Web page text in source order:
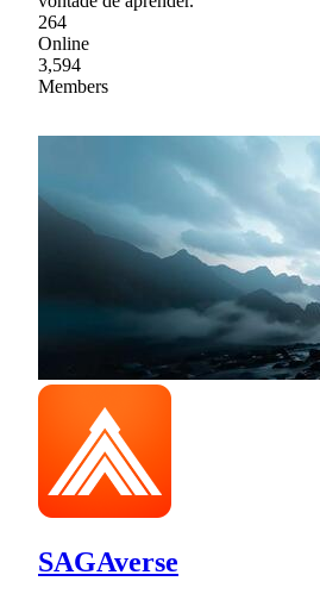
264
Online
3,594
Members
SAGAverse